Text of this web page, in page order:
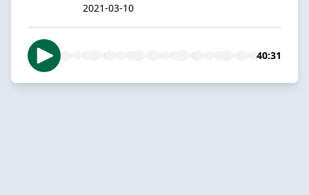
2021-03-10
40:31